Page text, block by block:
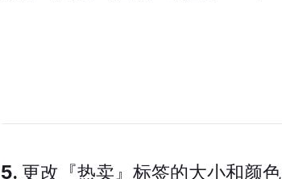
5. 更改『热卖』标签的大小和颜色